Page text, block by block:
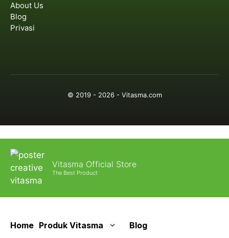
About Us
Blog
Privasi
© 2019 - 2026 - Vitasma.com
Vitasma Official Store
The Best Product
Home Produk Vitasma Blog